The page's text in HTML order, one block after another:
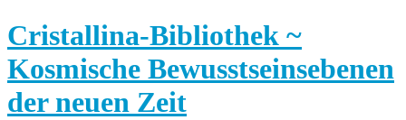
Zum
Inhalt
springen
Cristallina-Bibliothek ~
Kosmische Bewusstseinsebenen
der neuen Zeit